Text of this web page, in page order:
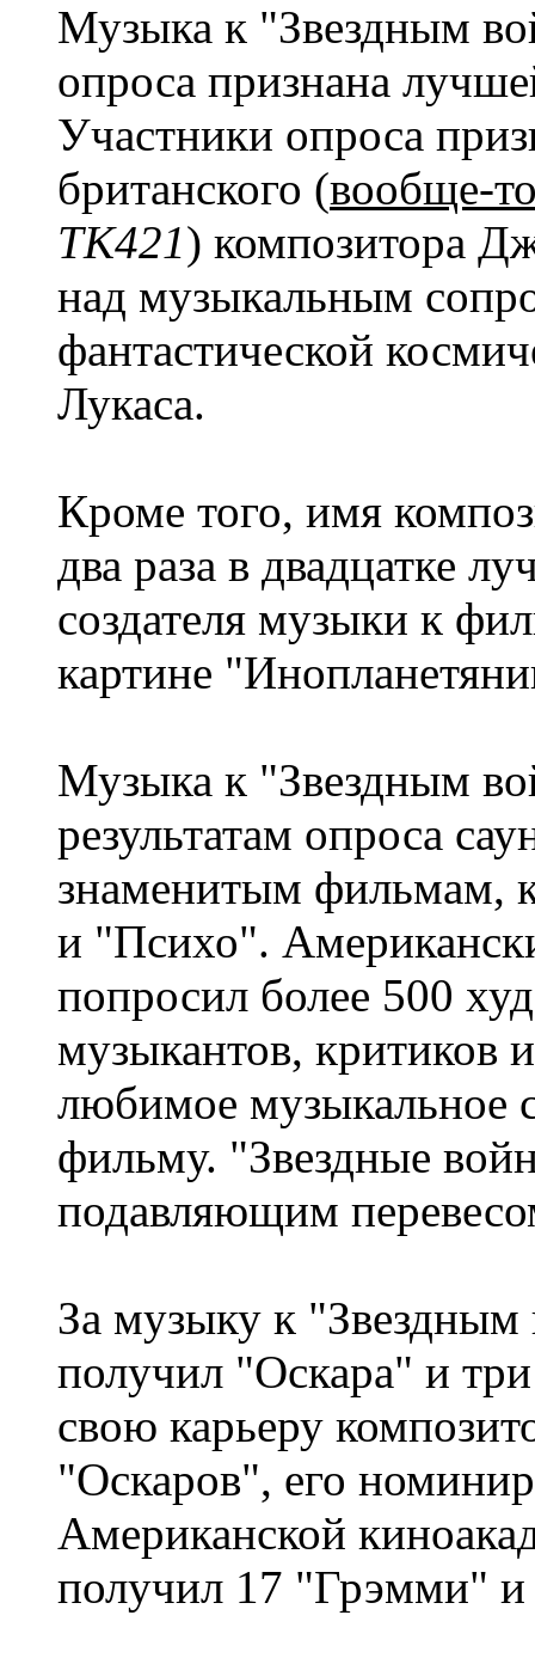
Музыка к "Звездным
опроса признана
Участники опроса
британского (вообще-
TK421) композитора
над музыкальным
фантастической
Лукаса.
Кроме того, имя
два раза в двадцатке
создателя музыки к
картине
Музыка к "Звездным
результатам опроса
знаменитым фильмам,
и "Психо".
попросил более 500
музыкантов, критиков
любимое музыкальное
фильму. "Звездные
подавляющим
За музыку к
получил "Оскара" и
свою карьеру
"Оскаров", его
Американской
получил 17 "Грэмми"